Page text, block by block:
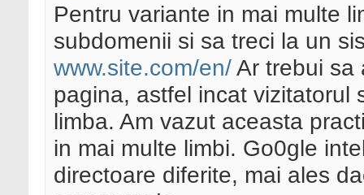
Pentru variante in mai multe
subdomenii si sa treci la un
www.site.com/en/Ar trebui sa
pagina, astfel incat vizitatorul
limba. Am vazut aceasta
in mai multe limbi. Go0gle
directoare diferite, mai ales